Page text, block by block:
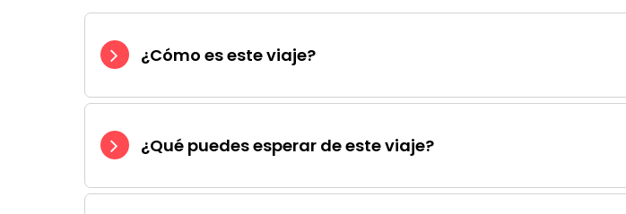
¿Cómo es este viaje?
¿Qué puedes esperar de este viaje?